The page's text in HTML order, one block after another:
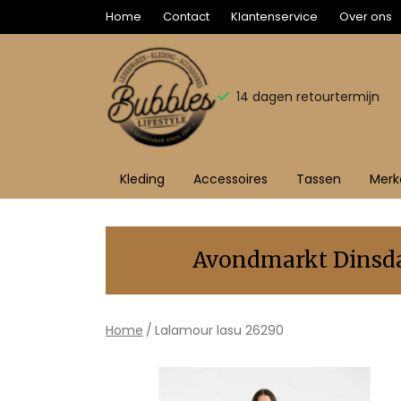
Home Contact Klantenservice Over ons
14 dagen retourtermijn
Kleding Accessoires Tassen
Lalamour
26290
Avondmarkt
Home Lalamour lasu 26290